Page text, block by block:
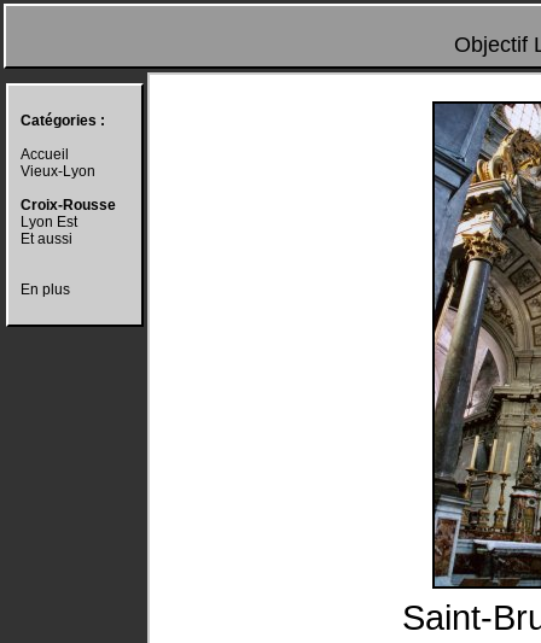
Objectif
Saint-
Catégories :
Accueil
Vieux-Lyon
Croix-Rousse
Lyon Est
Et aussi
En plus